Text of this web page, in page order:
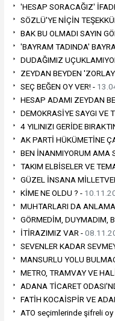
'HESAP SORACAĞIZ'
SÖZLÜ'YE NİÇİN
BAK BU OLMADI SAYIN
'BAYRAM TADINDA'
DUDAĞIMIZ
ZEYDAN BEYDEN
SEÇ BEĞEN OY VER! -
HESAP ADAMI ZEYDAN
DEMOKRASİYE SAYGI VE
4 YILINIZI GERİDE
AK PARTİ HÜKÜMETİNE
BEN İNANMIYORUM AMA
TAKIM ELBİSELER VE
GÜZEL İNSANA
KİME NE OLDU ? -
MUHTARLARI DA
GÖRMEDİM, DUYMADIM,
İTİRAZIMIZ VAR -
SEVENLER KADAR
MANSURLU YOLU
METRO, TRAMVAY VE
ADANA TİCARET
FATİH KOCAİSPİR VE
ATO seçimlerinde şifreli oy